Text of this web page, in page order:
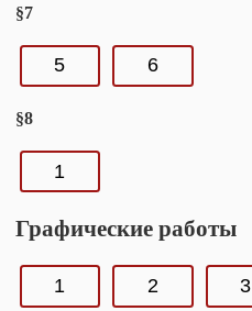
§7
5 6
§8
1
Графические работы
1 2 3